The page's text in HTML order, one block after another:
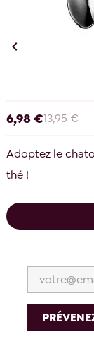

6,98 €13,95 €
Adoptez le
thé !